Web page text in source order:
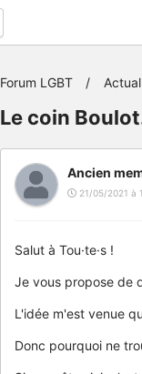
Forum LGBT
Le coin
Ancien
21/05/2021 à
Salut à Tou·te·s !
Je vous propose de
L'idée m'est venue
Donc pourquoi ne